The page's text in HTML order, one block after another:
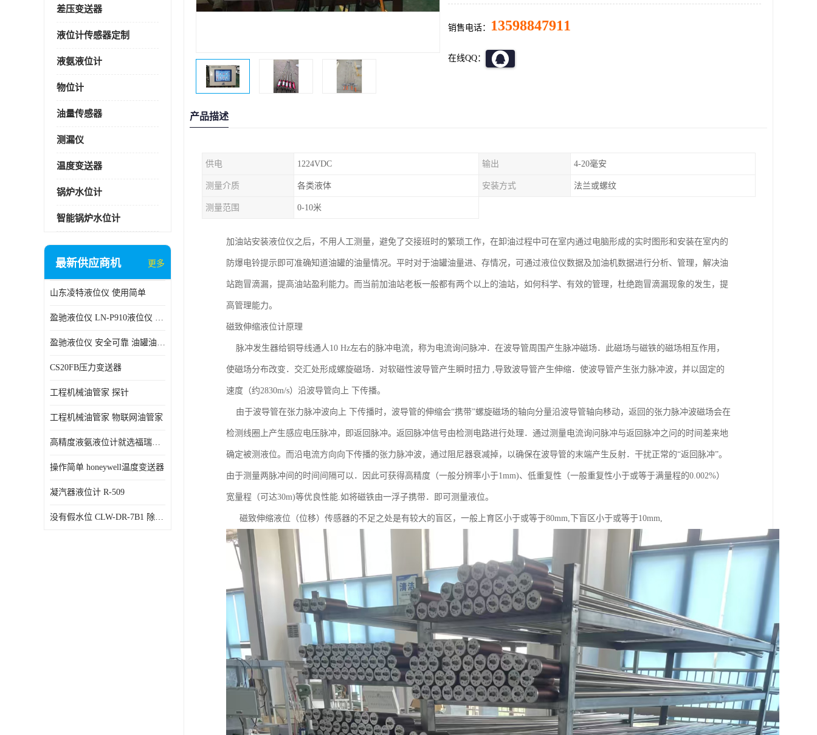
差压变送器
液位计传感器定制
液氨液位计
物位计
油量传感器
测漏仪
温度变送器
锅炉水位计
智能锅炉水位计
最新供应商机 更多
山东凌特液位仪 使用简单
盈驰液位仪 LN-P910液位仪 安全可靠
盈驰液位仪 安全可靠 油罐油位检测
CS20FB压力变送器
工程机械油管家 探针
工程机械油管家 物联网油管家
高精度液氨液位计就选福瑞德仪表
操作简单 honeywell温度变送器
凝汽器液位计 R-509
没有假水位 CLW-DR-7B1 除氧器水位测量
销售电话： 13598847911
在线QQ：
产品描述
供电 1224VDC 输出 4-20毫安
测量介质 各类液体 安装方式 法兰或螺纹
测量范围 0-10米
加油站安装液位仪之后，不用人工测量，避免了交接班时的繁琐工作，在卸油过程中可在室内通过电脑形成的实时图形和安装在室内的
防爆电铃提示即可准确知道油罐的油量情况。平时对于油罐油量进、存情况，可通过液位仪数据及加油机数据进行分析、管理，解决油
站跑冒滴漏，提高油站盈利能力。而当前加油站老板一般都有两个以上的油站，如何科学、有效的管理，杜绝跑冒滴漏现象的发生，提
高管理能力。
磁致伸缩液位计原理
脉冲发生器给铜导线通人10 Hz左右的脉冲电流，称为电流询问脉冲．在波导管周围产生脉冲磁场．此磁场与磁铁的磁场相互作用，
使磁场分布改变．交汇处形成螺旋磁场．对软磁性波导管产生瞬时扭力 ,导致波导管产生伸缩．使波导管产生张力脉冲波，并以固定的
速度（约2830m/s）沿波导管向上 下传播。
由于波导管在张力脉冲波向上 下传播时，波导管的伸缩会“携带”螺旋磁场的轴向分量沿波导管轴向移动，返回的张力脉冲波磁场会在
检测线圈上产生感应电压脉冲，即返回脉冲。返回脉冲信号由检测电路进行处理．通过测量电流询问脉冲与返回脉冲之问的时间差来地
确定被测液位。而沿电流方向向下传播的张力脉冲波，通过阻尼器衰减掉，以确保在波导管的末端产生反射．干扰正常的“返回脉冲”。
由于测量两脉冲间的时间间隔可以．因此可获得高精度（一般分辨率小于1mm)、低重复性（一般重复性小于或等于满量程的0.002%）
宽量程（可达30m)等优良性能.如将磁铁由一浮子携带．即可测量液位。
磁致伸缩液位（位移）传感器的不足之处是有较大的盲区，一般上育区小于或等于80mm,下盲区小于或等于10mm,